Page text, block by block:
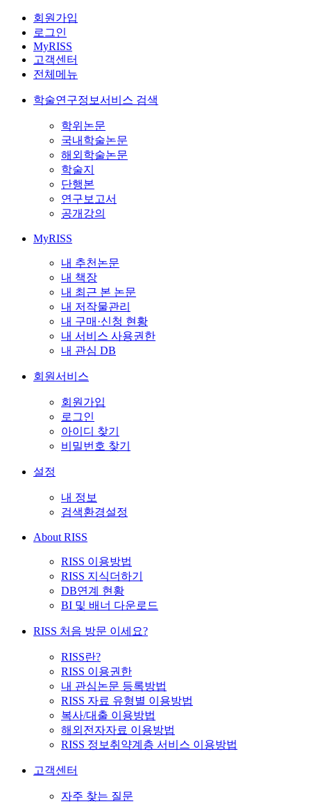
회원가입
로그인
MyRISS
고객센터
전체메뉴
학술연구정보서비스 검색
학위논문
국내학술논문
해외학술논문
학술지
단행본
연구보고서
공개강의
MyRISS
내 추천논문
내 책장
내 최근 본 논문
내 저작물관리
내 구매·신청 현황
내 서비스 사용권한
내 관심 DB
회원서비스
회원가입
로그인
아이디 찾기
비밀번호 찾기
설정
내 정보
검색환경설정
About RISS
RISS 이용방법
RISS 지식더하기
DB연계 현황
BI 및 배너 다운로드
RISS 처음 방문 이세요?
RISS란?
RISS 이용권한
내 관심논문 등록방법
RISS 자료 유형별 이용방법
복사/대출 이용방법
해외전자자료 이용방법
RISS 정보취약계층 서비스 이용방법
고객센터
자주 찾는 질문